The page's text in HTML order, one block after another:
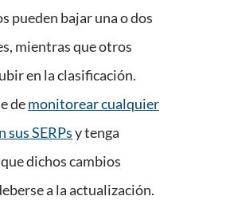
pueden bajar una o dos
mientras que otros
en la clasificación.
demonitorear cualquier
sus SERPsy tenga
dichos cambios
a la actualización.